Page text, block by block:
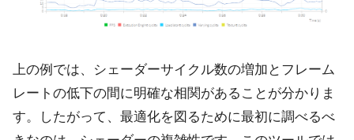
上の例では、シェーダーサイクル数の増加とフレーム
レートの低下の間に明確な相関があることが分かりま
す。したがって、最適化を図るために最初に調べるべ